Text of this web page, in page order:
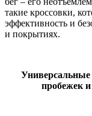
такие кроссовки,
эффективность и
и покрытиях.
пробежек